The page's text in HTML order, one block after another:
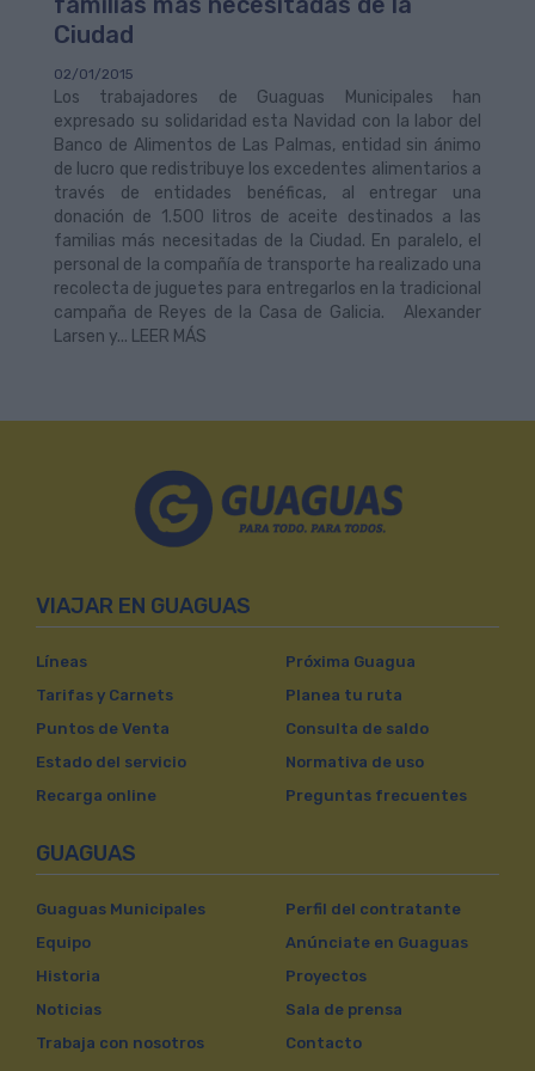
Ciudad
02/01/2015
Los trabajadores de Guaguas Municipales han
expresado su solidaridad esta Navidad con la labor del
Banco de Alimentos de Las Palmas, entidad sin ánimo
de lucro que redistribuye los excedentes alimentarios a
través de entidades benéficas, al entregar una
donación de 1.500 litros de aceite destinados a las
familias más necesitadas de la Ciudad. En paralelo, el
personal de la compañía de transporte ha realizado una
recolecta de juguetes para entregarlos en la tradicional
campaña de Reyes de la Casa de Galicia. Alexander
Larsen y... LEER MÁS
VIAJAR EN GUAGUAS
Líneas
Tarifas y Carnets
Puntos de Venta
Estado del servicio
Recarga online
Próxima Guagua
Planea tu ruta
Consulta de saldo
Normativa de uso
Preguntas frecuentes
GUAGUAS
Guaguas Municipales
Equipo
Historia
Noticias
Trabaja con nosotros
Perfil del contratante
Anúnciate en Guaguas
Proyectos
Sala de prensa
Contacto